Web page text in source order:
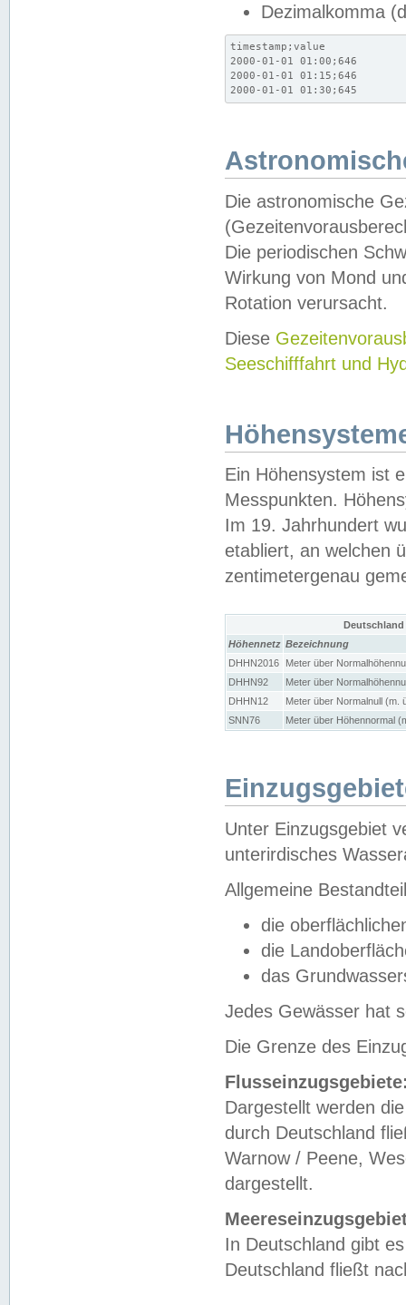
Dezimalkomma
timestamp;value
2000-01-01 01:00;646
2000-01-01 01:15;646
2000-01-01 01:30;645
Die astronomische
Die periodischen
Wirkung von Mond
Rotation verursacht.
Diese
Seeschifffahrt und
Ein Höhensystem ist
Messpunkten.
Im 19. Jahrhundert
etabliert, an welchen
zentimetergenau
Höhennetz Bezeichnung
DHHN2016
Meter über
DHHN92
Meter über
DHHN12
Meter über Normalnull (m.
SNN76
Meter über Höhennormal
Unter Einzugsgebiet
unterirdisches
Allgemeine
die
die
das
Jedes Gewässer hat
Die Grenze des
Dargestellt werden
durch Deutschland
Warnow / Peene,
dargestellt.
In Deutschland gibt
Deutschland fließt